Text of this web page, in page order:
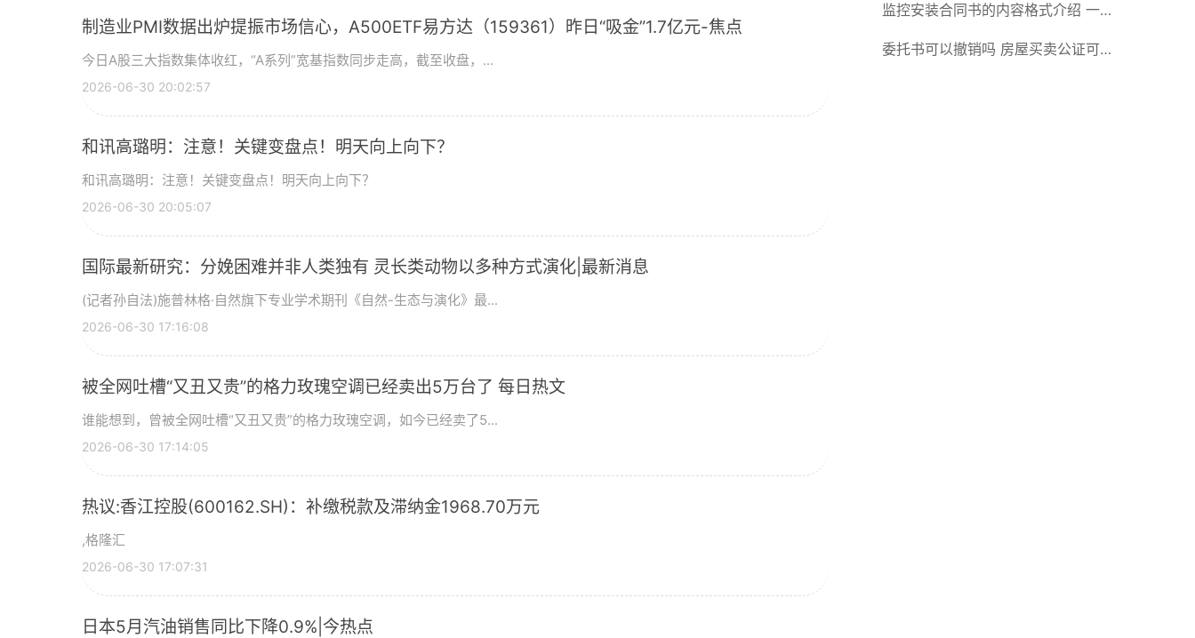
制造业PMI数据出炉提振市场信心，A500ETF易方达（159361）昨日“吸金”1.7亿元-焦点
今日A股三大指数集体收红，“A系列”宽基指数同步走高，截至收盘，...
2026-06-30 20:02:57
和讯高璐明：注意！关键变盘点！明天向上向下？
和讯高璐明：注意！关键变盘点！明天向上向下？
2026-06-30 20:05:07
国际最新研究：分娩困难并非人类独有 灵长类动物以多种方式演化|最新消息
(记者孙自法)施普林格·自然旗下专业学术期刊《自然-生态与演化》最...
2026-06-30 17:16:08
被全网吐槽“又丑又贵”的格力玫瑰空调已经卖出5万台了 每日热文
谁能想到，曾被全网吐槽“又丑又贵”的格力玫瑰空调，如今已经卖了5...
2026-06-30 17:14:05
热议:香江控股(600162.SH)：补缴税款及滞纳金1968.70万元
,格隆汇
2026-06-30 17:07:31
日本5月汽油销售同比下降0.9%|今热点
承包合同内容介绍
监控安装合同书的内容格式介绍 一
般包括这些条款
委托书可以撤销吗 房屋买卖公证可